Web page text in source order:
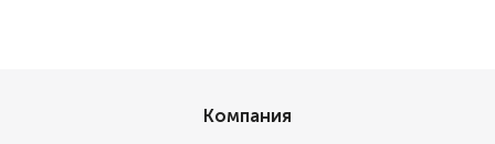
Компания